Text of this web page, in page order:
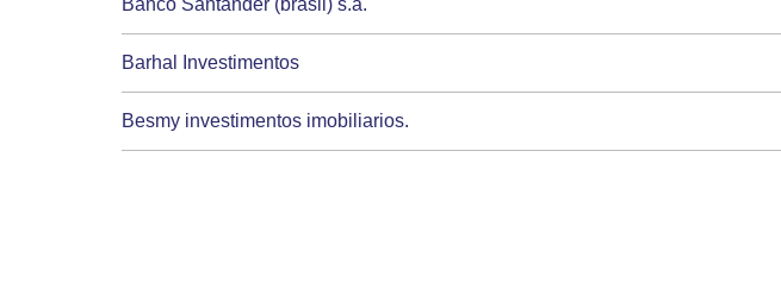
Barhal Investimentos
Besmy investimentos imobiliarios.